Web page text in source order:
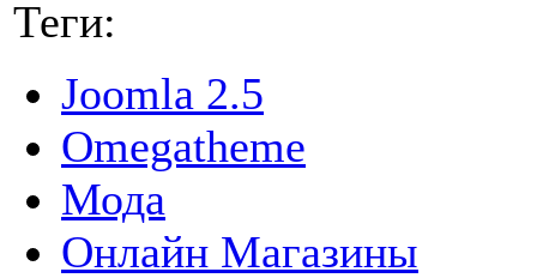
Теги:
Joomla 2.5
Omegatheme
Мода
Онлайн Магазины